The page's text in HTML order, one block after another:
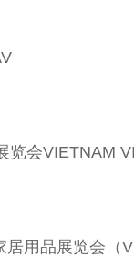
览会VIETNAM
用品展览会（